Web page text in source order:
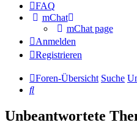
FAQ
mChat
mChat page
Anmelden
Registrieren
Foren-Übersicht Suche
Suche
Unbeantwortete